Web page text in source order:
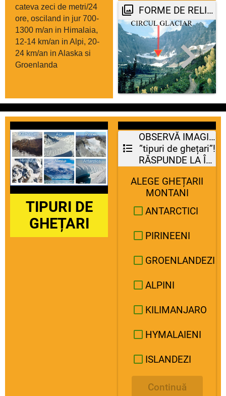
cateva zeci de metri/24
ore, osciland in jur 700-
1300 m/an in Himalaia,
12-14 km/an in Alpi, 20-
24 km/an in Alaska si
Groenlanda
FORME DE RELIEF GLACIAR
TIPURI DE
GHEȚARI
OBSERVĂ IMAGINEA
”tipuri de ghețari”!
RĂSPUNDE LA ÎNTREBĂRI
ALEGE GHEȚARII
MONTANI
ANTARCTICI
PIRINEENI
GROENLANDEZI
ALPINI
KILIMANJARO
HYMALAIENI
ISLANDEZI
Continuă